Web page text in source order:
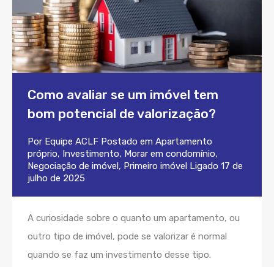
Como avaliar se um imóvel tem
bom potencial de valorização?
Por Equipe ACLF Postado em Apartamento
próprio, Investimento, Morar em condomínio,
Negociação de imóvel, Primeiro imóvel Ligado 17 de
julho de 2025
A curiosidade sobre o quanto um apartamento, ou
outro tipo de imóvel, pode se valorizar é normal
quando se faz um investimento desse tipo.